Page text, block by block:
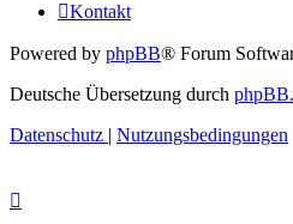
Kontakt
Powered by phpBB® Forum
Deutsche Übersetzung durch
Datenschutz | Nutzungsbedingungen